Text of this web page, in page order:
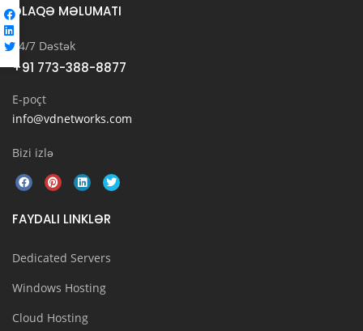
ƏLAQƏ MƏLUMATI
24/7 Dəstək
+91 773-388-8877
E-poçt
info@vdnetworks.com
Bizi izlə
FAYDALI LINKLƏR
Dedicated Servers
Windows Hosting
Cloud Hosting